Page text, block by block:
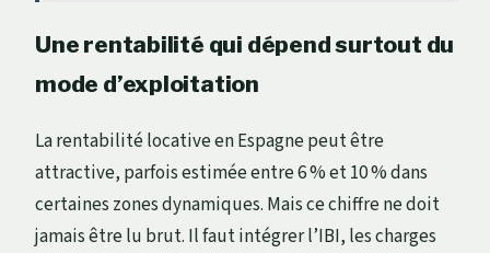
Une rentabilité qui dépend surtout du
mode d’exploitation
La rentabilité locative en Espagne peut être
attractive, parfois estimée entre 6 % et 10 % dans
certaines zones dynamiques. Mais ce chiffre ne doit
jamais être lu brut. Il faut intégrer l’IBI, les charges